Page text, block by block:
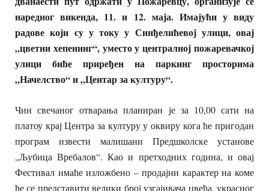
наредног викенда, 11. и 12. маја. Имајући у виду
радове који су у току у Синђелићевој улици, овај
„цветни хепенинг“, уместо у централној пожаревачкој
улици биће приређен на паркинг просторима
„Начелство“ и „Центар за културу“.
Чин свечаног отварања планиран је за 10,00 сати на
платоу крај Центра за културу у оквиру кога ће пригодан
програм извести малишани Предшколске установе
„Љубица Вребалов“. Као и претходних година, и овај
Фестивал имаће изложбено – продајни карактер на коме
ће се представити велики број узгајивача цвећа, украсног